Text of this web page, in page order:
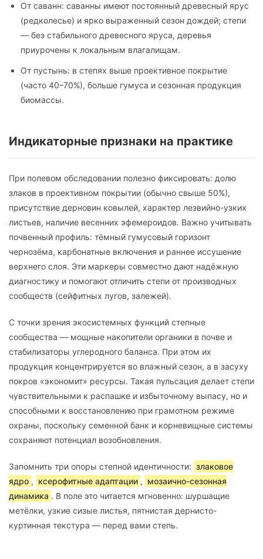
От саванн: саванны имеют постоянный древесный ярус
(редколесье) и ярко выраженный сезон дождей; степи
— без стабильного древесного яруса, деревья
приурочены к локальным влагалищам.
От пустынь: в степях выше проективное покрытие
(часто 40–70%), больше гумуса и сезонная продукция
биомассы.
Индикаторные признаки на практике
При полевом обследовании полезно фиксировать: долю
злаков в проективном покрытии (обычно свыше 50%),
присутствие дерновин ковылей, характер лезвийно-узких
листьев, наличие весенних эфемероидов. Важно учитывать
почвенный профиль: тёмный гумусовый горизонт
чернозёма, карбонатные включения и раннее иссушение
верхнего слоя. Эти маркеры совместно дают надёжную
диагностику и помогают отличить степи от производных
сообществ (сейфитных лугов, залежей).
С точки зрения экосистемных функций степные
сообщества — мощные накопители органики в почве и
стабилизаторы углеродного баланса. При этом их
продукция концентрируется во влажный сезон, а в засуху
покров «экономит» ресурсы. Такая пульсация делает степи
чувствительными к распашке и избыточному выпасу, но и
способными к восстановлению при грамотном режиме
охраны, поскольку семенной банк и корневищные системы
сохраняют потенциал возобновления.
Запомнить три опоры степной идентичности: злаковое
ядро , ксерофитные адаптации , мозаично-сезонная
динамика . В поле это читается мгновенно: шуршащие
метёлки, узкие сизые листья, пятнистая дернисто-
куртинная текстура — перед вами степь.